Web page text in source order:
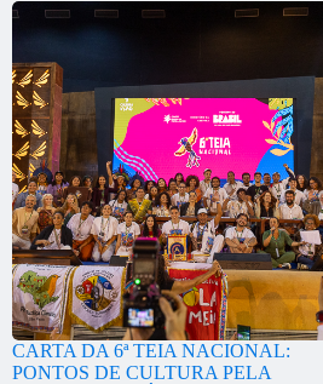
CARTA DA 6ª TEIA NACIONAL:
PONTOS DE CULTURA PELA